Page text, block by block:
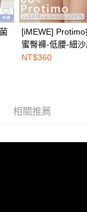
戶狀況，依本公司即
本公司將視審查結果
現惡意使用之情形，
採取法律行動。
[iMEWE]
蜜臀褲-低腰-細
NT$360
相關推薦